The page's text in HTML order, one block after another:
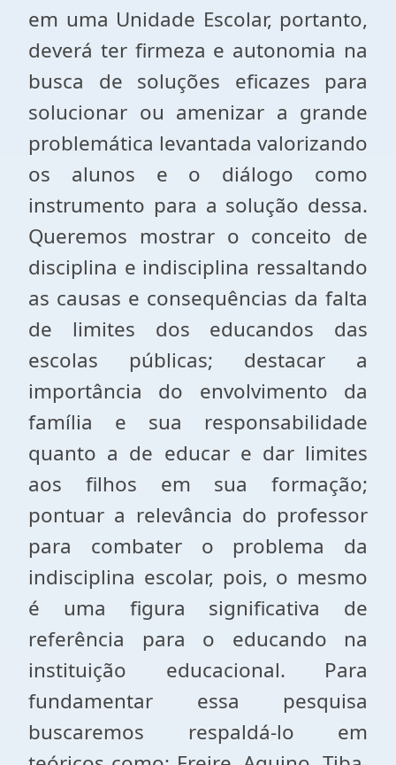
em uma Unidade Escolar, portanto,
deverá ter firmeza e autonomia na
busca de soluções eficazes para
solucionar ou amenizar a grande
problemática levantada valorizando
os alunos e o diálogo como
instrumento para a solução dessa.
Queremos mostrar o conceito de
disciplina e indisciplina ressaltando
as causas e consequências da falta
de limites dos educandos das
escolas públicas; destacar a
importância do envolvimento da
família e sua responsabilidade
quanto a de educar e dar limites
aos filhos em sua formação;
pontuar a relevância do professor
para combater o problema da
indisciplina escolar, pois, o mesmo
é uma figura significativa de
referência para o educando na
instituição educacional. Para
fundamentar essa pesquisa
buscaremos respaldá-lo em